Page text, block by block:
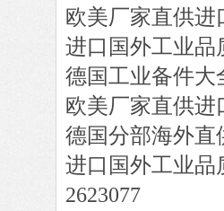
欧美厂家直供进
进口国外工业品
德国工业备件大
欧美厂家直供进
德国分部海外直
进口国外工业品
2623077